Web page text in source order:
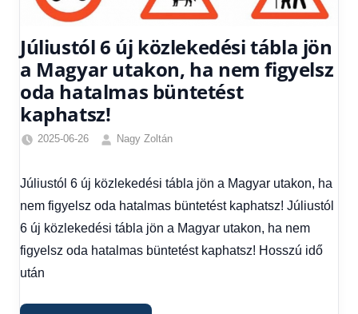
Júliustól 6 új közlekedési tábla jön
a Magyar utakon, ha nem figyelsz
oda hatalmas büntetést
kaphatsz!
2025-06-26
Nagy Zoltán
hírek ,
Gazdaság ,
Hírek,
Hírek
Júliustól 6 új közlekedési tábla jön a Magyar utakon, ha
nem figyelsz oda hatalmas büntetést kaphatsz! Júliustól
6 új közlekedési tábla jön a Magyar utakon, ha nem
figyelsz oda hatalmas büntetést kaphatsz! Hosszú idő
után